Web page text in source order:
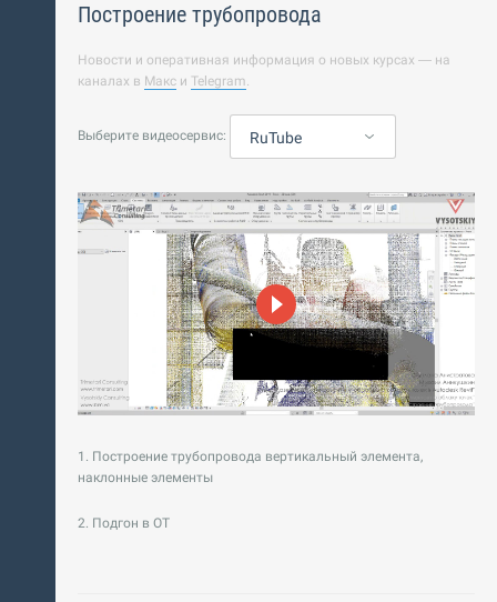
Построение трубопровода
Новости и оперативная информация о новых курсах — на
каналах в Макс и Telegram.
Выберите видеосервис: RuTube
1. Построение трубопровода вертикальный элемента,
наклонные элементы
2. Подгон в ОТ